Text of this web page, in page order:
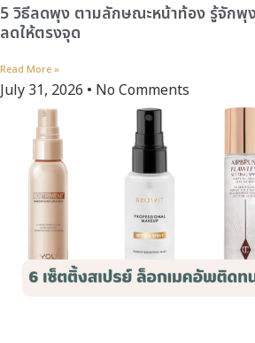
5 วิธีลดพุง ตามลักษณะหน้าท้อง รู้จักพุ
ลดให้ตรงจุด
Read More »
July 31, 2026 No Comments